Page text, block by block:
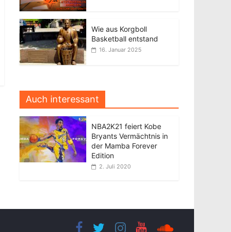
Wie aus Korgboll
Basketball entstand
16. Januar 2025
Auch interessant
NBA2K21 feiert Kobe
Bryants Vermächtnis in
der Mamba Forever
Edition
2. Juli 2020